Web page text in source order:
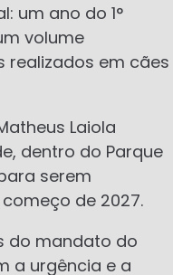
um ano do 1°
volume
realizados em cães
Laiola
dentro do Parque
serem
de 2027.
do mandato do
a urgência e a